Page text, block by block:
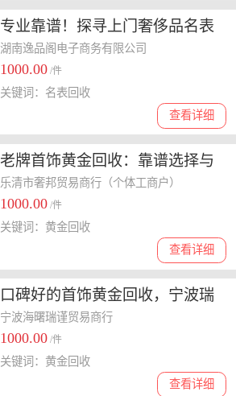
专业靠谱！探寻上门奢侈品名表
回收公司的奥秘
湖南逸品阁电子商务有限公司
1000.00 /件
查看详细
关键词：名表回收
老牌首饰黄金回收：靠谱选择与
价格攻略
乐清市奢邦贸易商行（个体工商户）
1000.00 /件
查看详细
关键词：黄金回收
口碑好的首饰黄金回收，宁波瑞
谨奢侈品
宁波海曙瑞谨贸易商行
1000.00 /件
查看详细
关键词：黄金回收